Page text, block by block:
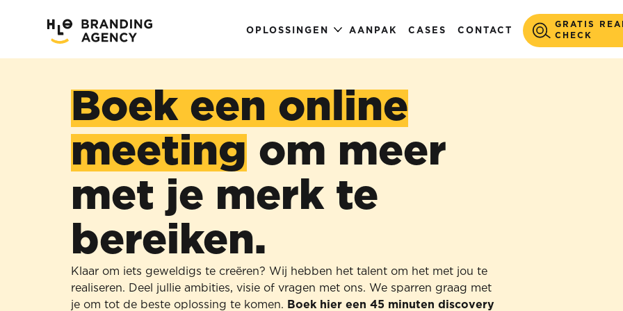
OPLOSSINGEN AANPAK CASES CONTACT
GRATIS
CHECK
Boek een online
meeting om meer
met je merk te
bereiken.
Klaar om iets geweldigs te creëren? Wij hebben het talent om het met jou te
realiseren. Deel jullie ambities, visie of vragen met ons. We sparren graag met
je om tot de beste oplossing te komen. Boek hier een 45 minuten discovery